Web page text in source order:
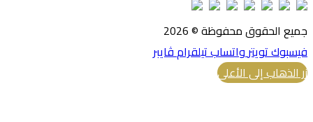
جميع الحقوق محفوظة © 2026
فيسبوكتويتر واتسابتيلقرامڤايبر
زر الذهاب إلى الأعلى